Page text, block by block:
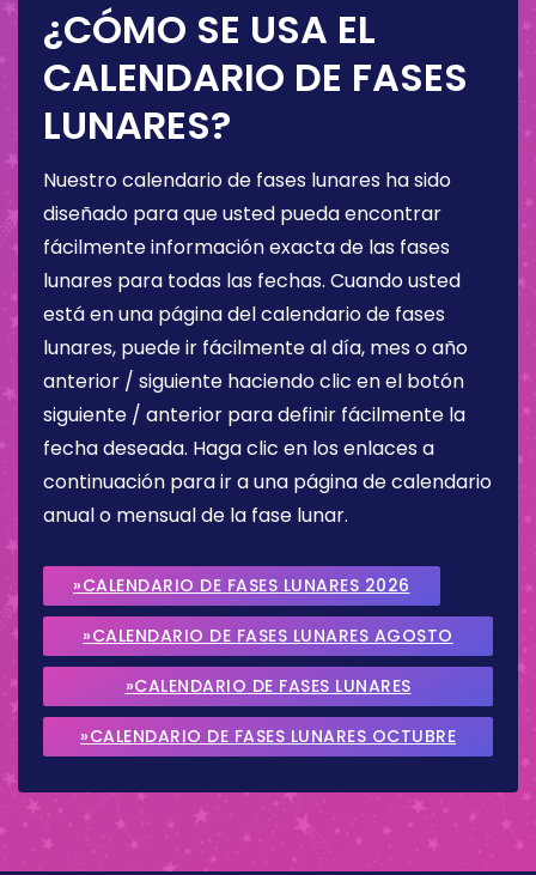
¿CÓMO SE USA EL
CALENDARIO DE FASES
LUNARES?
Nuestro calendario de fases lunares ha sido
diseñado para que usted pueda encontrar
fácilmente información exacta de las fases
lunares para todas las fechas. Cuando usted
está en una página del calendario de fases
lunares, puede ir fácilmente al día, mes o año
anterior / siguiente haciendo clic en el botón
siguiente / anterior para definir fácilmente la
fecha deseada. Haga clic en los enlaces a
continuación para ir a una página de calendario
anual o mensual de la fase lunar.
»CALENDARIO DE FASES LUNARES 2026
»CALENDARIO DE FASES LUNARES AGOSTO
2026
»CALENDARIO DE FASES LUNARES
SEPTIEMBRE 2026
»CALENDARIO DE FASES LUNARES OCTUBRE